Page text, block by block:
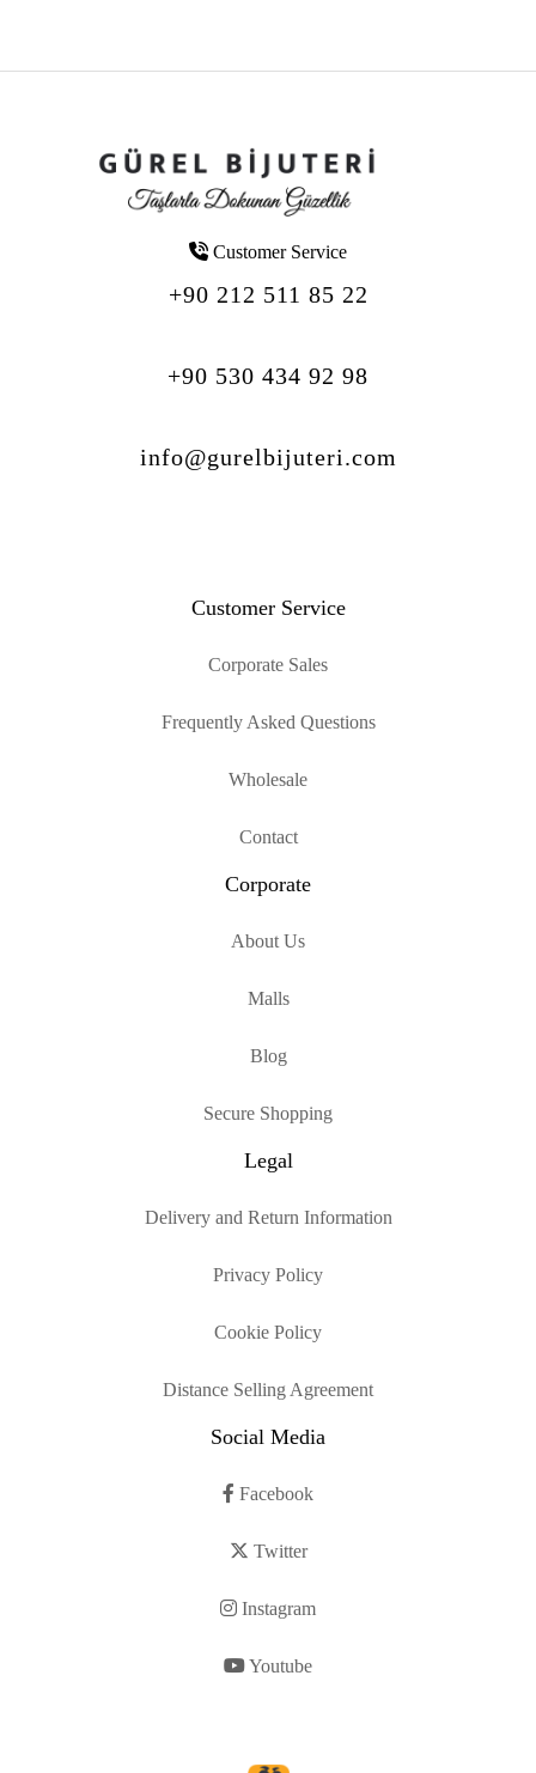
Customer Service
+90 212 511 85 22
+90 530 434 92 98
info@gurelbijuteri.com
Customer Service
Corporate Sales
Frequently Asked Questions
Wholesale
Contact
Corporate
About Us
Malls
Blog
Secure Shopping
Legal
Delivery and Return Information
Privacy Policy
Cookie Policy
Distance Selling Agreement
Social Media
Facebook
Twitter
Instagram
Youtube